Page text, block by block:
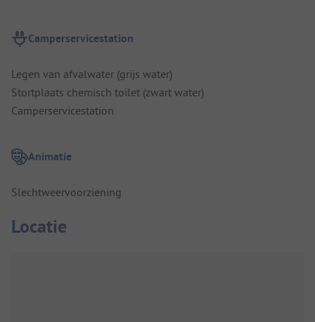
Camperservicestation
Legen van afvalwater (grijs water)
Stortplaats chemisch toilet (zwart water)
Camperservicestation
Animatie
Slechtweervoorziening
Locatie